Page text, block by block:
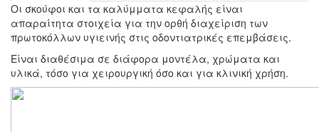
Οι σκούφοι και τα καλύμματα κεφαλής είναι
απαραίτητα στοιχεία για την ορθή διαχείριση των
πρωτοκόλλων υγιεινής στις οδοντιατρικές επεμβάσεις.
Είναι διαθέσιμα σε διάφορα μοντέλα, χρώματα και
υλικά, τόσο για χειρουργική όσο και για κλινική χρήση.